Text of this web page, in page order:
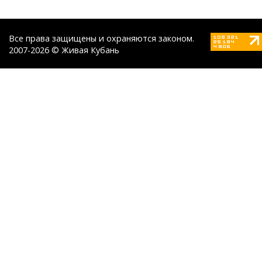
Все права защищены и охраняются законом.
2007-2026 © Живая Кубань